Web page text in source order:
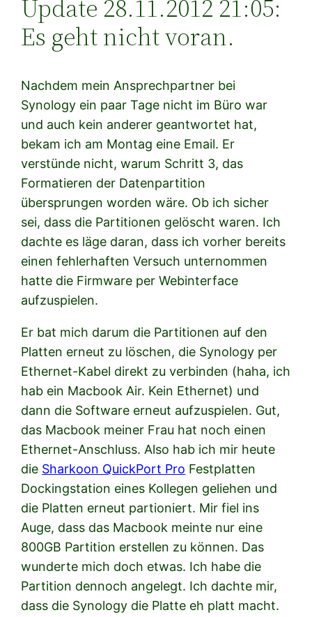
Update 28.11.2012 21:05:
Es geht nicht voran.
Nachdem mein Ansprechpartner bei
Synology ein paar Tage nicht im Büro war
und auch kein anderer geantwortet hat,
bekam ich am Montag eine Email. Er
verstünde nicht, warum Schritt 3, das
Formatieren der Datenpartition
übersprungen worden wäre. Ob ich sicher
sei, dass die Partitionen gelöscht waren. Ich
dachte es läge daran, dass ich vorher bereits
einen fehlerhaften Versuch unternommen
hatte die Firmware per Webinterface
aufzuspielen.
Er bat mich darum die Partitionen auf den
Platten erneut zu löschen, die Synology per
Ethernet-Kabel direkt zu verbinden (haha, ich
hab ein Macbook Air. Kein Ethernet) und
dann die Software erneut aufzuspielen. Gut,
das Macbook meiner Frau hat noch einen
Ethernet-Anschluss. Also hab ich mir heute
die Sharkoon QuickPort Pro Festplatten
Dockingstation eines Kollegen geliehen und
die Platten erneut partioniert. Mir fiel ins
Auge, dass das Macbook meinte nur eine
800GB Partition erstellen zu können. Das
wunderte mich doch etwas. Ich habe die
Partition dennoch angelegt. Ich dachte mir,
dass die Synology die Platte eh platt macht.